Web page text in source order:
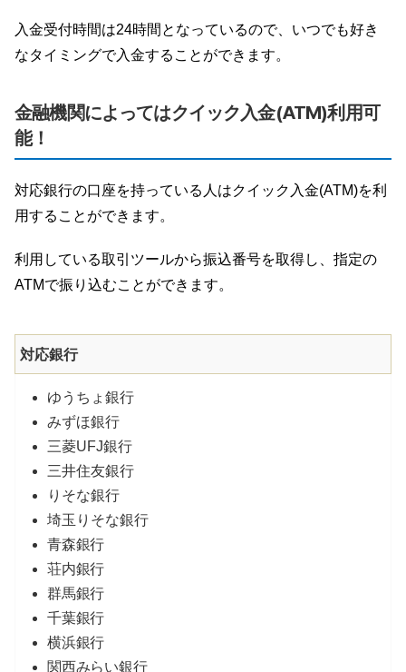
入金受付時間は24時間となっているので、いつでも好き
なタイミングで入金することができます。
金融機関によってはクイック入金(ATM)利用可
能！
対応銀行の口座を持っている人はクイック入金(ATM)を利
用することができます。
利用している取引ツールから振込番号を取得し、指定の
ATMで振り込むことができます。
対応銀行
ゆうちょ銀行
みずほ銀行
三菱UFJ銀行
三井住友銀行
りそな銀行
埼玉りそな銀行
青森銀行
荘内銀行
群馬銀行
千葉銀行
横浜銀行
関西みらい銀行